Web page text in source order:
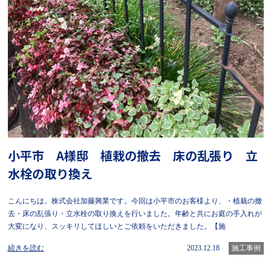
小平市 A様邸 植栽の撤去 床の乱張り 立
水栓の取り換え
こんにちは。株式会社加藤興業です。今回は小平市のお客様より、・植栽の撤
去・床の乱張り・立水栓の取り換えを行いました。年齢と共にお庭の手入れが
大変になり、スッキリしてほしいとご依頼をいただきました。【施
続きを読む 2023.12.18 施工事例